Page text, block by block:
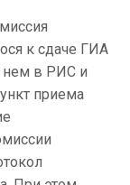
к сдаче ГИА
нем в РИС и
приема